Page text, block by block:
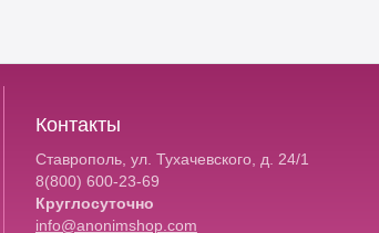
Контакты
Ставрополь, ул. Тухачевского, д. 24/1
8(800) 600-23-69
Круглосуточно
info@anonimshop.com